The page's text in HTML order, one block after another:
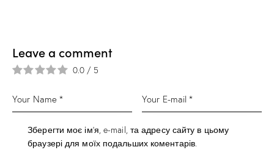
Leave a comment
0.0 / 5
Зберегти моє ім'я, e-mail, та адресу сайту в цьому
браузері для моїх подальших коментарів.